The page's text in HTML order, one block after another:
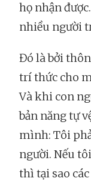
họ nhận
nhiều người
Đó là bởi
trí thức cho
Và khi con
bản năng tự
mình: Tôi
người. Nếu
thì tại sao